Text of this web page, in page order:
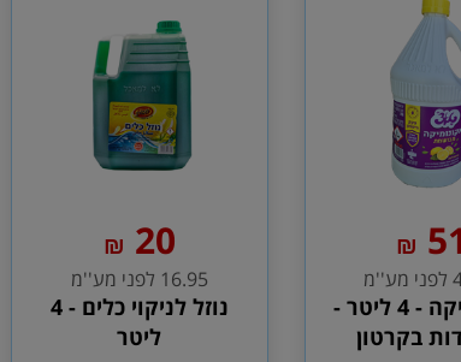
₪
אקונומיקה - 4 ליטר -
20
₪
16.95 לפני מע''מ
נוזל לניקוי כלים - 4
ליטר